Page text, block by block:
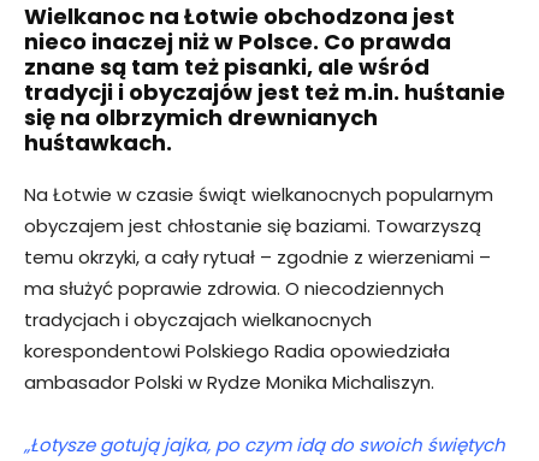
Wielkanoc na Łotwie obchodzona jest
nieco inaczej niż w Polsce. Co prawda
znane są tam też pisanki, ale wśród
tradycji i obyczajów jest też m.in. huśtanie
się na olbrzymich drewnianych
huśtawkach.
Na Łotwie w czasie świąt wielkanocnych popularnym
obyczajem jest chłostanie się baziami. Towarzyszą
temu okrzyki, a cały rytuał – zgodnie z wierzeniami –
ma służyć poprawie zdrowia. O niecodziennych
tradycjach i obyczajach wielkanocnych
korespondentowi Polskiego Radia opowiedziała
ambasador Polski w Rydze Monika Michaliszyn.
„Łotysze gotują jajka, po czym idą do swoich świętych